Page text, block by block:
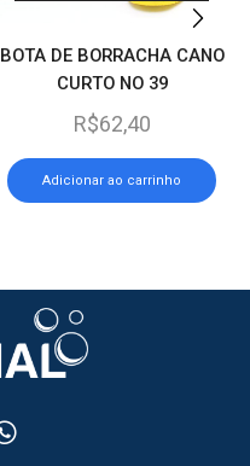
BOTA DE BORRACHA CANO
CURTO NO 39
R$62,40
Adicionar ao carrinho